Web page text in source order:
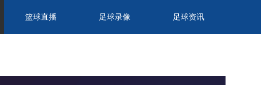
篮球直播 足球录像 足球资讯